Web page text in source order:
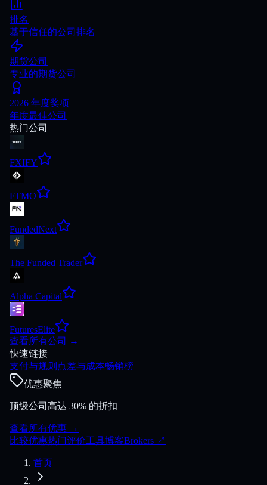
排名
基于信任的公司排名
期货公司
专业的期货公司
2026 年度奖项
年度最佳公司
热门公司
FXIFY
FTMO
FundedNext
The Funded Trader
Alpha Capital
FuturesElite
查看所有公司
→
快速链接
支付与规则 点差与成本畅销榜
优惠聚焦
顶级公司高达 30% 的折扣
查看所有优惠 →
比较优惠热门评价工具博客Brokers ↗
首页